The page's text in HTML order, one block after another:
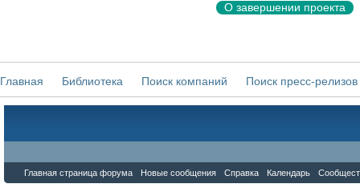
О завершении проекта
Главная Библиотека Поиск компаний Поиск пресс-релизов
Главная страница форума Новые сообщения Справка Календарь